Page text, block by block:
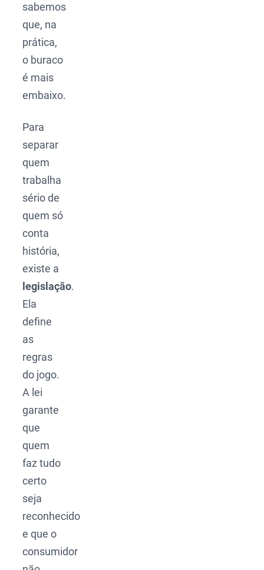
sabemos
que, na
prática,
o buraco
é mais
embaixo.
Para
separar
quem
trabalha
sério de
quem só
conta
história,
existe a
legislação.
Ela
define
as
regras
do jogo.
A lei
garante
que
quem
faz tudo
certo
seja
reconhecido
e que o
consumidor